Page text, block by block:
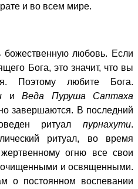
и во всем мире.
любовь. Если
Бога, это значит, что вы
Поэтому любите Бога.
иВеда Пуруша Саптаха
завершаются. В последний
ритуалпурнахути.
ритуал, во время
огню все свои
очищенными и освященными.
о постоянном воспевании